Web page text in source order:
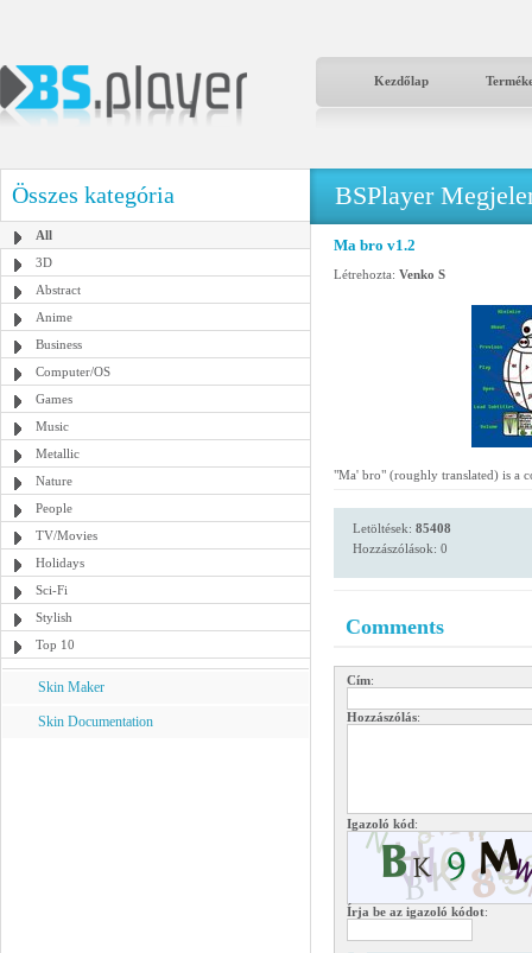
Kezdőlap
Összes kategória
All
3D
Abstract
Anime
Business
Computer/OS
Games
Music
Metallic
Nature
People
TV/Movies
Holidays
Sci-Fi
Stylish
Top 10
Skin Maker
Skin Documentation
BSPlayer
Ma bro v1.2
Létrehozta: Venko S
"Ma' bro" (roughly translated) is a
Letöltések: 85408
Hozzászólások: 0
Comments
Cím:
Hozzászólás:
Igazoló kód:
Írja be az igazoló kódot: